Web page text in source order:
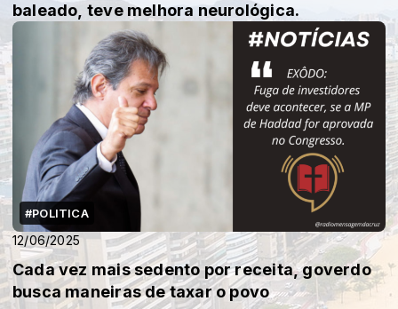
baleado, teve melhora neurológica.
#POLITICA
12/06/2025
Cada vez mais sedento por receita, goverdo
busca maneiras de taxar o povo